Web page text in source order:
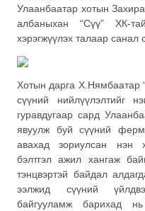
Улаанбаатар хотын
албаныхан “Сүү” ХК-
хэрэгжүүлэх талаар санал
Хотын дарга Х.Нямбаатар
сүүний нийлүүлэлтийг
гуравдугаар сард
явуулж буй сүүний
авахад зориулсан нэн
бэлтгэл ажил хангаж
тэнцвэртэй байдал
ээлжид сүүний
байгууламж барихад